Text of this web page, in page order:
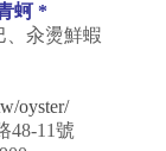
蚵*
、汆燙鮮蝦
oyster/
48-11號